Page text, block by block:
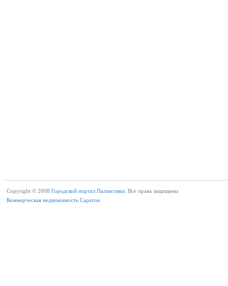
Copyright © 2008 Городской портал Палласовки. Все права защищены
Коммерческая недвижимость Саратов